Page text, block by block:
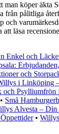
man köper äkta
från pålitliga
och
att läsa
Enkel och
och
i Linköping
och
• Små
Alvesta – Din
•